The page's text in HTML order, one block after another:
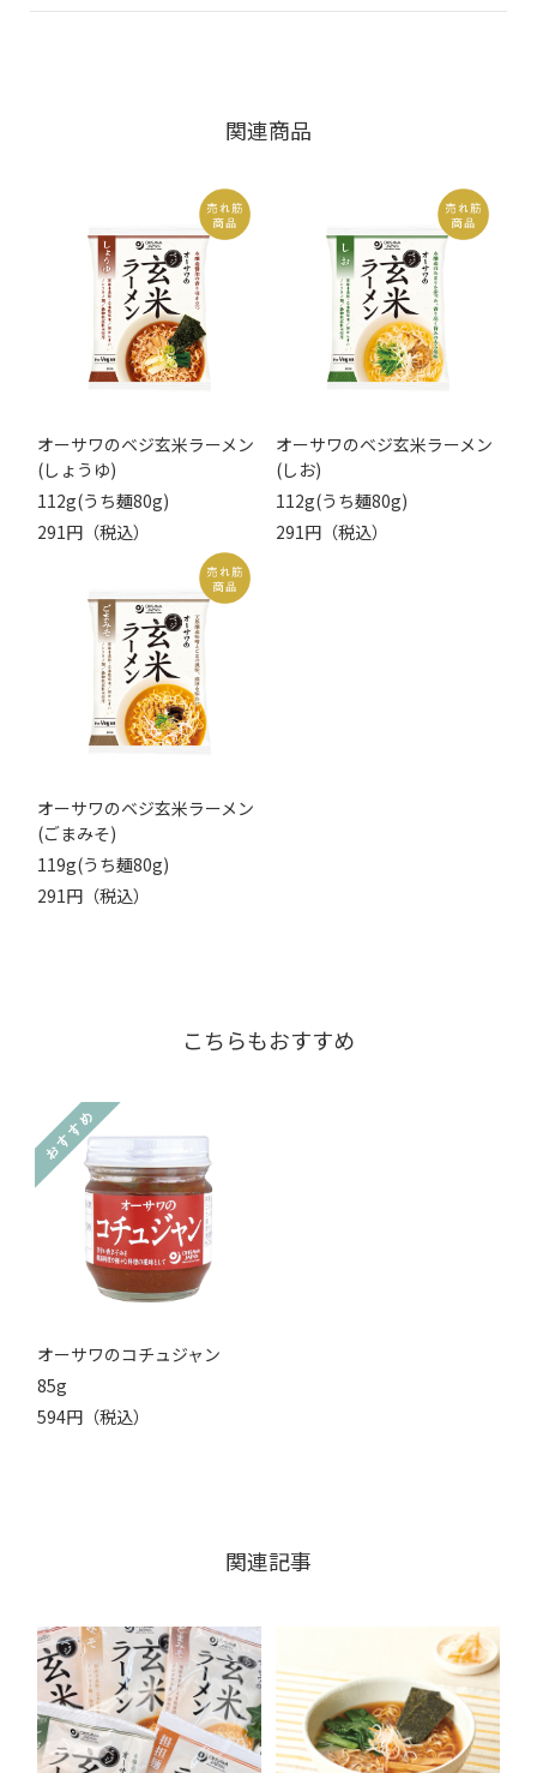
関連商品
オーサワのベジ玄米ラーメン
(しょうゆ)
112g(うち麺80g)
291円（税込）
オーサワのベジ玄米ラーメン
(しお)
112g(うち麺80g)
291円（税込）
オーサワのベジ玄米ラーメン
(ごまみそ)
119g(うち麺80g)
291円（税込）
こちらもおすすめ
オーサワのコチュジャン
85g
594円（税込）
関連記事